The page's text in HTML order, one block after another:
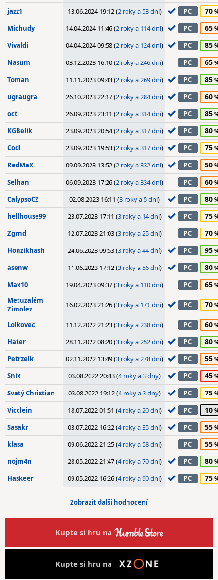
jazz1 13.06.2024 19:12 (2 roky a 53 dní) PC 70
Michudy 14.04.2024 11:46 (2 roky a 114 dní) PC 65
Vivaldi 04.04.2024 09:58 (2 roky a 124 dní) PC 85
Nasum 03.12.2023 16:10 (2 roky a 246 dní) PC 65
Toman 11.11.2023 09:43 (2 roky a 269 dní) PC 85
ugraugra 26.10.2023 22:17 (2 roky a 284 dní) PC 60
oct 26.09.2023 23:11 (2 roky a 314 dní) PC 85
KGBelik 23.09.2023 20:54 (2 roky a 317 dní) PC 80
Codl 23.09.2023 19:53 (2 roky a 317 dní) PC 75
RedMaX 09.09.2023 13:52 (2 roky a 332 dní) PC 50
Selhan 06.09.2023 17:26 (2 roky a 334 dní) PC 60
CalypsoCZ 02.08.2023 16:11 (3 roky a 5 dní) PC 80
hellhouse99 23.07.2023 17:11 (3 roky a 14 dní) PC 75
Zgrnd 12.07.2023 21:03 (3 roky a 25 dní) PC 70
Honzikhash 24.06.2023 09:53 (3 roky a 44 dní) PC 95
asenw 11.06.2023 17:12 (3 roky a 56 dní) PC 80
Max10 19.04.2023 09:37 (3 roky a 110 dní) PC 65
Metuzalém
Zimolez
16.02.2023 21:26 (3 roky a 171 dní) PC 70
Lolkovec 11.12.2022 21:23 (3 roky a 238 dní) PC 60
Hater 28.11.2022 08:20 (3 roky a 252 dní) PC 80
Petrzelk 02.11.2022 13:49 (3 roky a 278 dní) PC 55
Snix 03.08.2022 20:43 (4 roky a 3 dny) PC 45
Svatý Christian 03.08.2022 19:12 (4 roky a 3 dny) PC 75
Vicclein 18.07.2022 01:51 (4 roky a 20 dní) PC 10
Sasakr 03.07.2022 16:22 (4 roky a 35 dní) PC 55
klasa 09.06.2022 21:25 (4 roky a 58 dní) PC 55
nojm4n 28.05.2022 21:47 (4 roky a 70 dní) PC 80
Haskeer 09.05.2022 16:26 (4 roky a 90 dní) PC 75
Zobrazit další hodnocení
Kupte si hru na
Kupte si hru na